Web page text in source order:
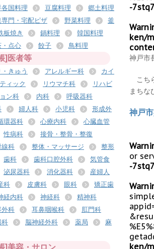
-
ken/
神戸市
こち
まちな
神戸
or
-
ken/
国料理
豆腐料理
郷土料理
門・宅配ピザ
野菜料理
釜
板焼き 鍋料理
韓国料理
点心
餃子 鳥料理
]医者等
きゅう アレルギー科
カイ
ィック
リウマチ科
リハビ
ン科
内科
呼吸器科
婦人科 小児科
形成外
環器科 心療内科
心臓血管
性病科
接骨・整骨・整復
線科
整体・マッサージ
整形
歯科 歯科口腔外科
気管食
泌尿器科 消化器科
産婦人
科 皮膚科 眼科
矯正歯
経内科 神経科
精神科
外科
耳鼻咽喉科
肛門科
科
脳神経外科 薬局
麻